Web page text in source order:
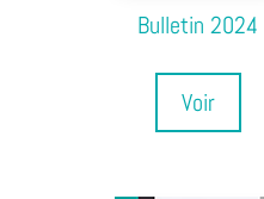
Bulletin 2024
Voir